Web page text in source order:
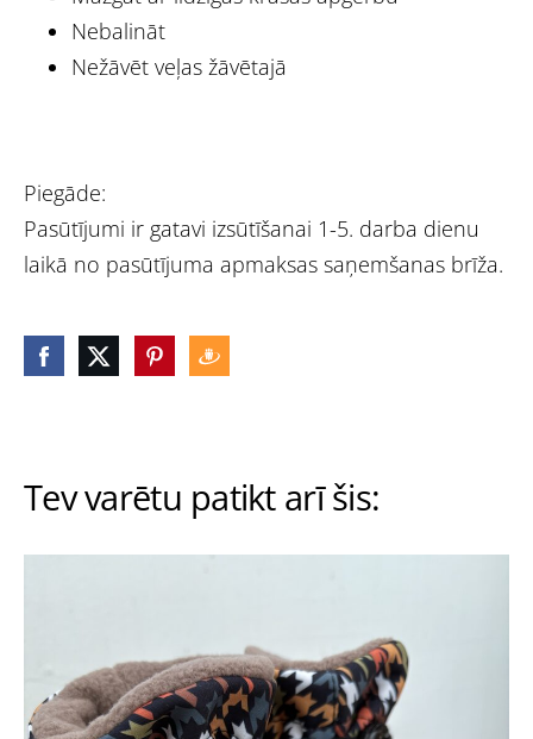
Nebalināt
Nežāvēt veļas žāvētajā
Piegāde:
Pasūtījumi ir gatavi izsūtīšanai 1-5. darba dienu
laikā no pasūtījuma apmaksas saņemšanas brīža.
Tev varētu patikt arī šis: